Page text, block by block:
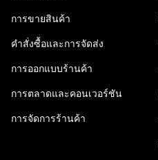
การขายสินค้า
คำสั่งซื้อและการจัดส่ง
การออกแบบร้านค้า
การตลาดและคอนเวอร์ชัน
การจัดการร้านค้า